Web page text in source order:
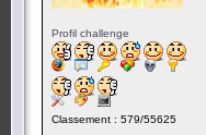
Profil challenge
Classement : 579/55625